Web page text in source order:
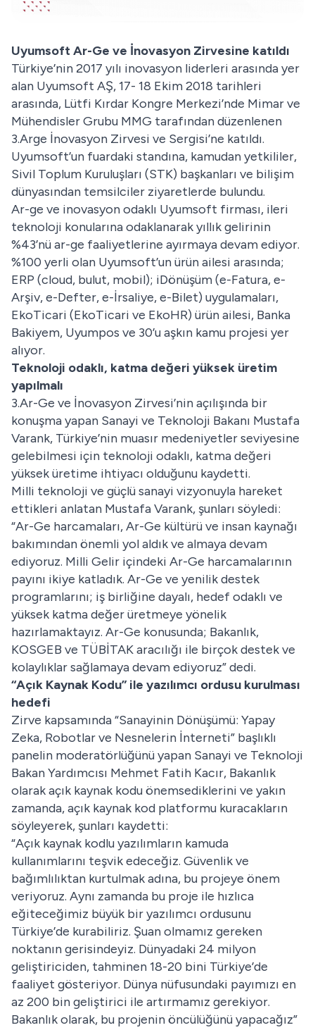
Uyumsoft Ar-Ge ve İnovasyon Zirvesine katıldı
Türkiye’nin 2017 yılı inovasyon liderleri arasında yer
alan Uyumsoft AŞ, 17- 18 Ekim 2018 tarihleri
arasında, Lütfi Kırdar Kongre Merkezi’nde Mimar ve
Mühendisler Grubu MMG tarafından düzenlenen
3.Arge İnovasyon Zirvesi ve Sergisi’ne katıldı.
Uyumsoft’un fuardaki standına, kamudan yetkililer,
Sivil Toplum Kuruluşları (STK) başkanları ve bilişim
dünyasından temsilciler ziyaretlerde bulundu.
Ar-ge ve inovasyon odaklı Uyumsoft firması, ileri
teknoloji konularına odaklanarak yıllık gelirinin
%43’nü ar-ge faaliyetlerine ayırmaya devam ediyor.
%100 yerli olan Uyumsoft’un ürün ailesi arasında;
ERP (cloud, bulut, mobil); iDönüşüm (e-Fatura, e-
Arşiv, e-Defter, e-İrsaliye, e-Bilet) uygulamaları,
EkoTicari (EkoTicari ve EkoHR) ürün ailesi, Banka
Bakiyem, Uyumpos ve 30’u aşkın kamu projesi yer
alıyor.
Teknoloji odaklı, katma değeri yüksek üretim
yapılmalı
3.Ar-Ge ve İnovasyon Zirvesi’nin açılışında bir
konuşma yapan Sanayi ve Teknoloji Bakanı Mustafa
Varank, Türkiye’nin muasır medeniyetler seviyesine
gelebilmesi için teknoloji odaklı, katma değeri
yüksek üretime ihtiyacı olduğunu kaydetti.
Milli teknoloji ve güçlü sanayi vizyonuyla hareket
ettikleri anlatan Mustafa Varank, şunları söyledi:
“Ar-Ge harcamaları, Ar-Ge kültürü ve insan kaynağı
bakımından önemli yol aldık ve almaya devam
ediyoruz. Milli Gelir içindeki Ar-Ge harcamalarının
payını ikiye katladık. Ar-Ge ve yenilik destek
programlarını; iş birliğine dayalı, hedef odaklı ve
yüksek katma değer üretmeye yönelik
hazırlamaktayız. Ar-Ge konusunda; Bakanlık,
KOSGEB ve TÜBİTAK aracılığı ile birçok destek ve
kolaylıklar sağlamaya devam ediyoruz” dedi.
“Açık Kaynak Kodu” ile yazılımcı ordusu kurulması
hedefi
Zirve kapsamında “Sanayinin Dönüşümü: Yapay
Zeka, Robotlar ve Nesnelerin İnterneti” başlıklı
panelin moderatörlüğünü yapan Sanayi ve Teknoloji
Bakan Yardımcısı Mehmet Fatih Kacır, Bakanlık
olarak açık kaynak kodu önemsediklerini ve yakın
zamanda, açık kaynak kod platformu kuracakların
söyleyerek, şunları kaydetti:
“Açık kaynak kodlu yazılımların kamuda
kullanımlarını teşvik edeceğiz. Güvenlik ve
bağımlılıktan kurtulmak adına, bu projeye önem
veriyoruz. Aynı zamanda bu proje ile hızlıca
eğiteceğimiz büyük bir yazılımcı ordusunu
Türkiye’de kurabiliriz. Şuan olmamız gereken
noktanın gerisindeyiz. Dünyadaki 24 milyon
geliştiriciden, tahminen 18-20 bini Türkiye’de
faaliyet gösteriyor. Dünya nüfusundaki payımızı en
az 200 bin geliştirici ile artırmamız gerekiyor.
Bakanlık olarak, bu projenin öncülüğünü yapacağız”